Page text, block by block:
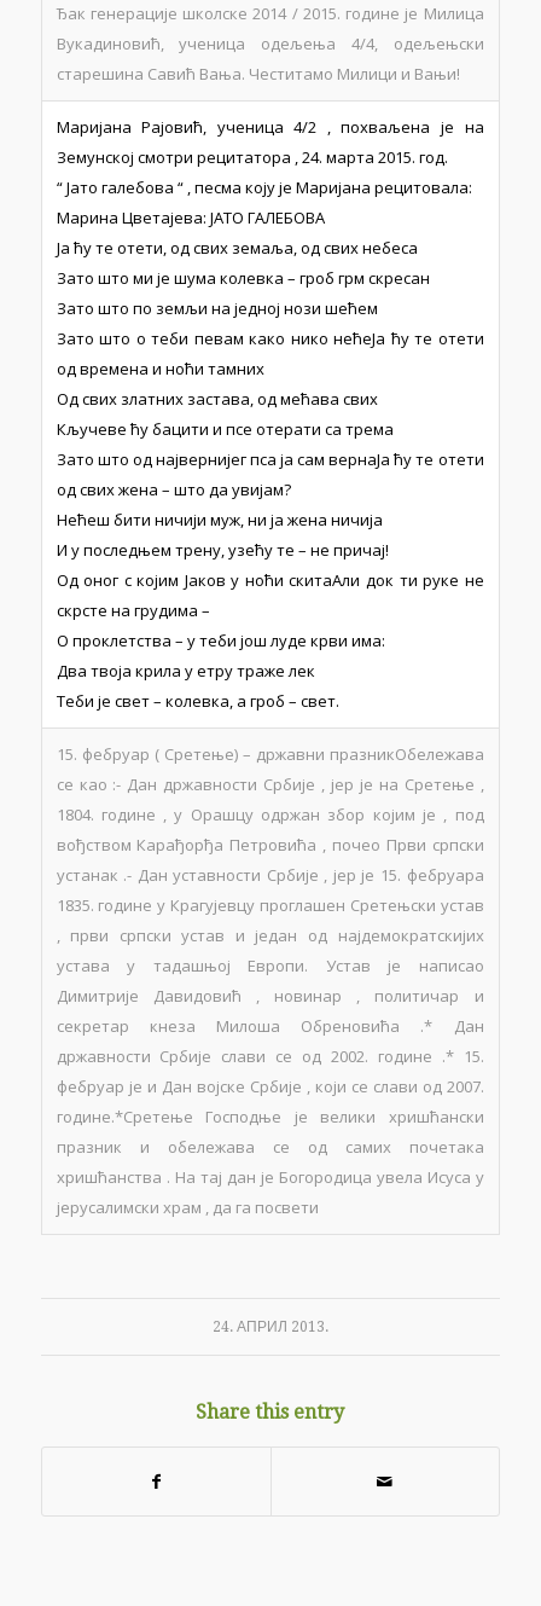
Ђак генерације школске 2014 / 2015. године је Милица
Вукадиновић, ученица одељења 4/4, одељењски
старешина Савић Вања. Честитамо Милици и Вањи!
Маријана Рајовић, ученица 4/2 , похваљена је на
Земунској смотри рецитатора , 24. марта 2015. год.
“ Јато галебова “ , песма коју је Маријана рецитовала:
Марина Цветајева: ЈАТО ГАЛЕБОВА
Ја ћу те отети, од свих земаља, од свих небеса
Зато што ми је шума колевка – гроб грм скресан
Зато што по земљи на једној нози шећем
Зато што о теби певам како нико нећеЈа ћу те отети
од времена и ноћи тамних
Од свих златних застава, од мећава свих
Кључеве ћу бацити и псе отерати са трема
Зато што од највернијег пса ја сам вернаЈа ћу те отети
од свих жена – што да увијам?
Нећеш бити ничији муж, ни ја жена ничија
И у последњем трену, узећу те – не причај!
Од оног с којим Јаков у ноћи скитаАли док ти руке не
скрсте на грудима –
О проклетства – у теби још луде крви има:
Два твоја крила у етру траже лек
Теби је свет – колевка, а гроб – свет.
15. фебруар ( Сретење) – државни празникОбележава
се као :- Дан државности Србије , јер је на Сретење ,
1804. године , у Орашцу одржан збор којим је , под
вођством Карађорђа Петровића , почео Први српски
устанак .- Дан уставности Србије , јер је 15. фебруара
1835. године у Крагујевцу проглашен Сретењски устав
, први српски устав и један од најдемократскијих
устава у тадашњој Европи. Устав је написао
Димитрије Давидовић , новинар , политичар и
секретар кнеза Милоша Обреновића .* Дан
државности Србије слави се од 2002. године .* 15.
фебруар је и Дан војске Србије , који се слави од 2007.
године.*Сретење Господње је велики хришћански
празник и обележава се од самих почетака
хришћанства . На тај дан је Богородица увела Исуса у
јерусалимски храм , да га посвети
24. АПРИЛ 2013.
Share this entry